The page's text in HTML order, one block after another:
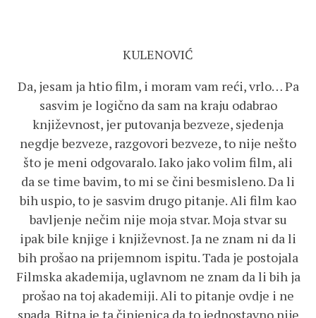
KULENOVIĆ
Da, jesam ja htio film, i moram vam reći, vrlo… Pa
sasvim je logično da sam na kraju odabrao
književnost, jer putovanja bezveze, sjedenja
negdje bezveze, razgovori bezveze, to nije nešto
što je meni odgovaralo. Iako jako volim film, ali
da se time bavim, to mi se čini besmisleno. Da li
bih uspio, to je sasvim drugo pitanje. Ali film kao
bavljenje nečim nije moja stvar. Moja stvar su
ipak bile knjige i književnost. Ja ne znam ni da li
bih prošao na prijemnom ispitu. Tada je postojala
Filmska akademija, uglavnom ne znam da li bih ja
prošao na toj akademiji. Ali to pitanje ovdje i ne
spada. Bitna je ta činjenica da to jednostavno nije